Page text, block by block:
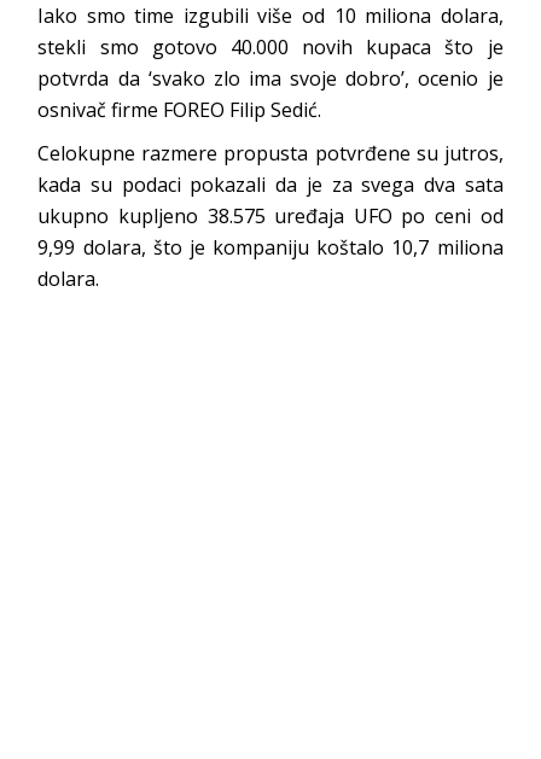
Iako smo time izgubili više od 10 miliona dolara,
stekli smo gotovo 40.000 novih kupaca što je
potvrda da ‘svako zlo ima svoje dobro’, ocenio je
osnivač firme FOREO Filip Sedić.
Celokupne razmere propusta potvrđene su jutros,
kada su podaci pokazali da je za svega dva sata
ukupno kupljeno 38.575 uređaja UFO po ceni od
9,99 dolara, što je kompaniju koštalo 10,7 miliona
dolara.